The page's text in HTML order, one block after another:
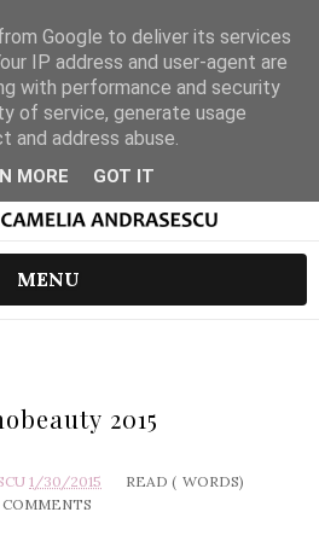
MENU
2015
1/30/2015 READ ( WORDS)
COMMENTS
Google to deliver its services
IP address and user-agent are
with performance and security
of service, generate usage
address abuse.
MORE GOT IT